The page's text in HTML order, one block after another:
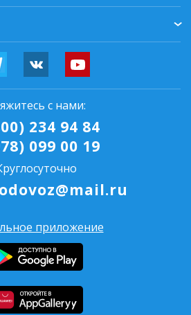
с нами:
234 94 84
099 00 19
приложение